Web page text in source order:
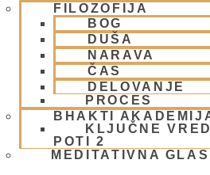
FILOZOFIJA
BOG
DUŠA
NARAVA
ČAS
DELOVANJE
PROCES
BHAKTI
KLJUČNE
POTI 2
MEDITATIVNA
na
.
karavane
karavana zapušča